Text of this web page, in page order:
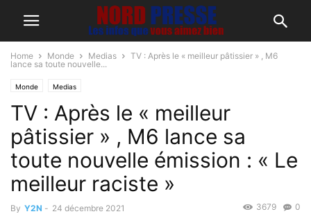
Home Monde Medias
TV : Après le « meilleur pâtissier » , M6
lance sa toute nouvelle...
Monde Medias
TV : Après le « meilleur
pâtissier » , M6 lance sa
toute nouvelle émission : « Le
meilleur raciste »
By Y2N - 24 décembre 2021 0
3679